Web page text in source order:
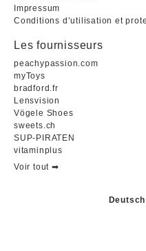
Impressum
Conditions d’utilisation et
Les fournisseurs
peachypassion.com
myToys
bradford.fr
Lensvision
Vögele Shoes
sweets.ch
SUP-PIRATEN
vitaminplus
Voir tout ➡︎
Deutsch